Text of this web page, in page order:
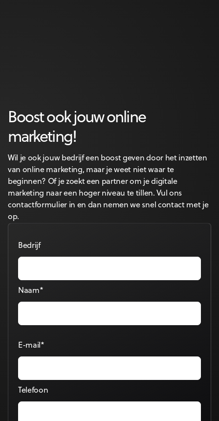
Boost ook jouw online
marketing!
Wil je ook jouw bedrijf een boost geven door het inzetten
van online marketing, maar je weet niet waar te
beginnen? Of je zoekt een partner om je digitale
marketing naar een hoger niveau te tillen. Vul ons
contactformulier in en dan nemen we snel contact met je
op.
Bedrijf
Naam*
E-mail*
Telefoon